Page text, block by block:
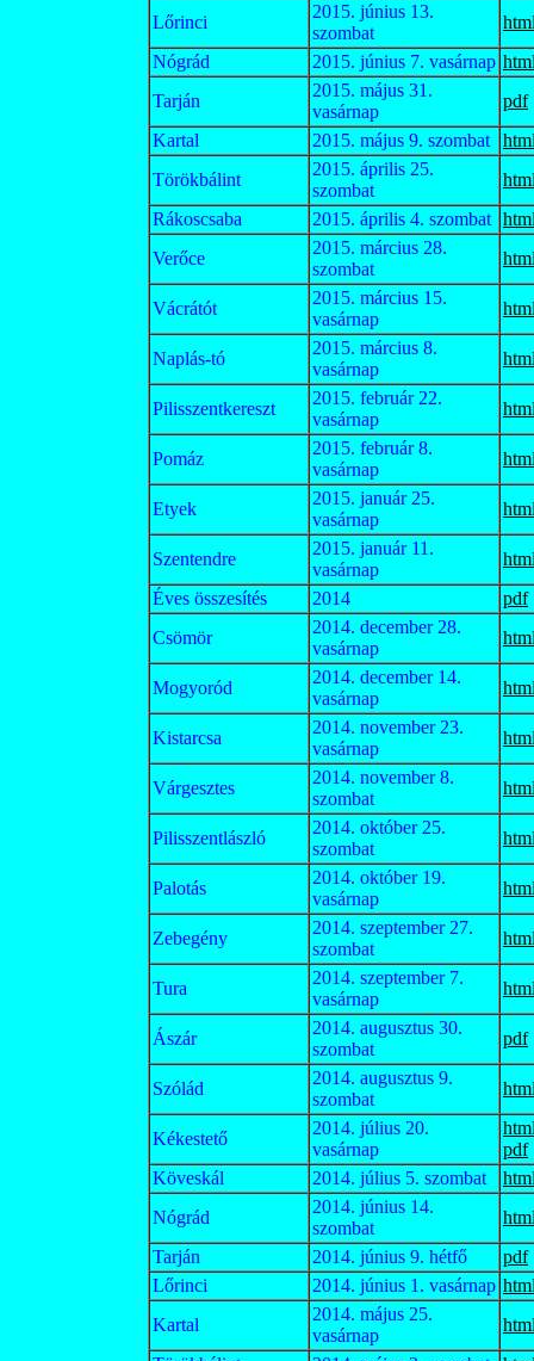
Lőrinci
2015. június 13.
szombat
Nógrád
2015. június 7. vasárnap
Tarján
2015. május 31.
vasárnap
pdf
Kartal
2015. május 9. szombat
Törökbálint
2015. április 25.
szombat
Rákoscsaba
2015. április 4. szombat
Verőce
2015. március 28.
szombat
Vácrátót
2015. március 15.
vasárnap
Naplás-tó
2015. március 8.
vasárnap
Pilisszentkereszt
2015. február 22.
vasárnap
Pomáz
2015. február 8.
vasárnap
Etyek
2015. január 25.
vasárnap
Szentendre
2015. január 11.
vasárnap
Éves összesítés
2014
pdf
Csömör
2014. december 28.
vasárnap
Mogyoród
2014. december 14.
vasárnap
Kistarcsa
2014. november 23.
vasárnap
Várgesztes
2014. november 8.
szombat
Pilisszentlászló
2014. október 25.
szombat
Palotás
2014. október 19.
vasárnap
Zebegény
2014. szeptember 27.
szombat
Tura
2014. szeptember 7.
vasárnap
Ászár
2014. augusztus 30.
szombat
pdf
Szólád
2014. augusztus 9.
szombat
Kékestető
2014. július 20.
vasárnap
pdf
Köveskál
2014. július 5. szombat
Nógrád
2014. június 14.
szombat
Tarján
2014. június 9. hétfő
pdf
Lőrinci
2014. június 1. vasárnap
Kartal
2014. május 25.
vasárnap